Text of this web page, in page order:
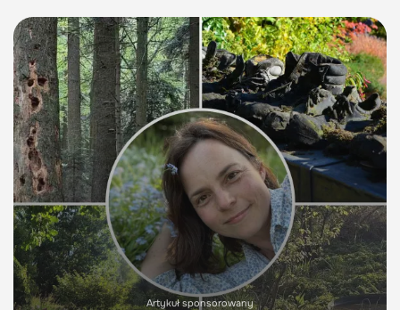
Artykuł sponsorowany